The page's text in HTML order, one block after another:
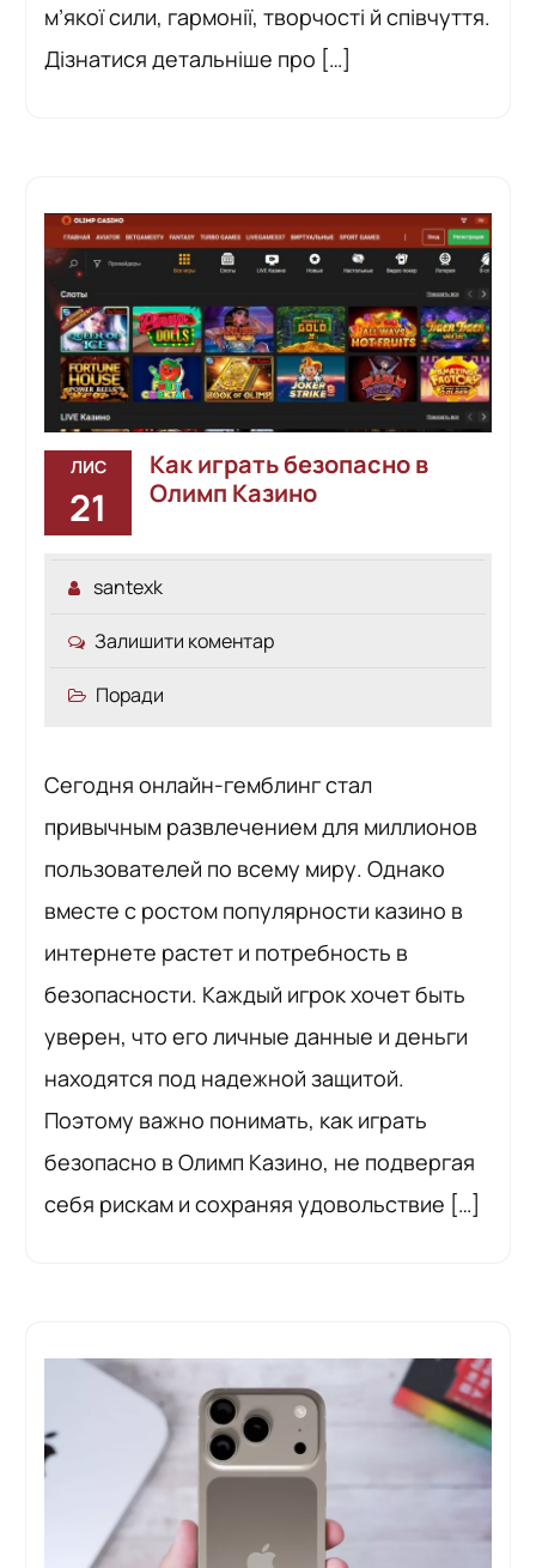
м’якої сили, гармонії, творчості й співчуття.
Дізнатися детальніше про […]
ЛИС
21
Как играть безопасно в
Олимп Казино
santexk
Залишити коментар
Поради
Сегодня онлайн-гемблинг стал
привычным развлечением для миллионов
пользователей по всему миру. Однако
вместе с ростом популярности казино в
интернете растет и потребность в
безопасности. Каждый игрок хочет быть
уверен, что его личные данные и деньги
находятся под надежной защитой.
Поэтому важно понимать, как играть
безопасно в Олимп Казино, не подвергая
себя рискам и сохраняя удовольствие […]